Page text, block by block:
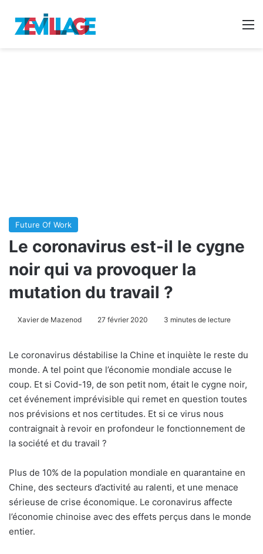
Future Of Work
Le coronavirus est-il le cygne
noir qui va provoquer la
mutation du travail ?
Xavier de Mazenod 27 février 2020 3 minutes de lecture
Le coronavirus déstabilise la Chine et inquiète le reste du
monde. A tel point que l’économie mondiale accuse le
coup. Et si Covid-19, de son petit nom, était le cygne noir,
cet événement imprévisible qui remet en question toutes
nos prévisions et nos certitudes. Et si ce virus nous
contraignait à revoir en profondeur le fonctionnement de
la société et du travail ?
Plus de 10% de la population mondiale en quarantaine en
Chine, des secteurs d’activité au ralenti, et une menace
sérieuse de crise économique. Le coronavirus affecte
l’économie chinoise avec des effets perçus dans le monde
entier.